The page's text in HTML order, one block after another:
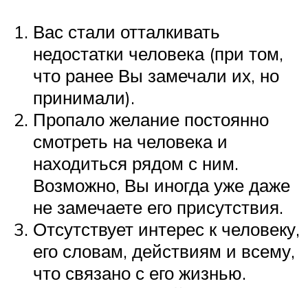
Вас стали отталкивать
недостатки человека (при том,
что ранее Вы замечали их, но
принимали).
Пропало желание постоянно
смотреть на человека и
находиться рядом с ним.
Возможно, Вы иногда уже даже
не замечаете его присутствия.
Отсутствует интерес к человеку,
его словам, действиям и всему,
что связано с его жизнью.